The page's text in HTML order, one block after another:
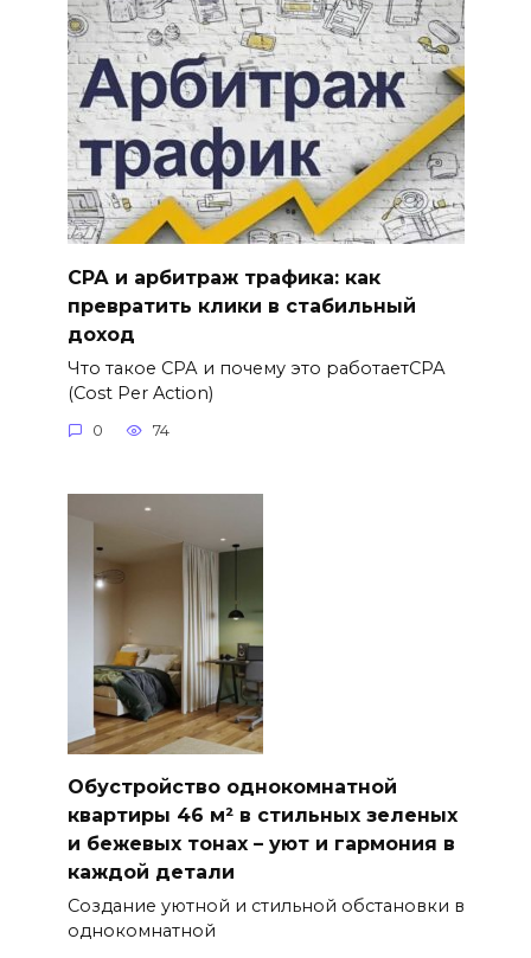
СРА и арбитраж трафика: как
превратить клики в стабильный
доход
Что такое СРА и почему это работаетСРА
(Cost Per Action)
0 74
Обустройство однокомнатной
квартиры 46 м² в стильных зеленых
и бежевых тонах – уют и гармония в
каждой детали
Создание уютной и стильной обстановки в
однокомнатной